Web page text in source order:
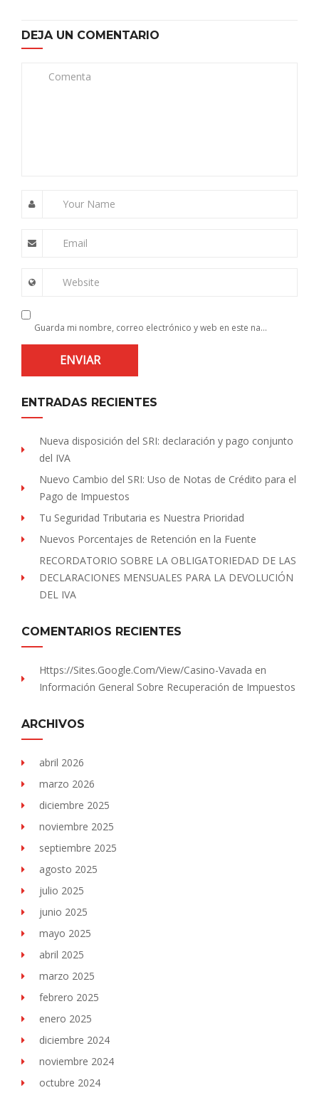
DEJA UN COMENTARIO
Comenta
Your Name
Email
Website
Guarda mi nombre, correo electrónico y web en este navegador para la próxima vez que comente.
ENTRADAS RECIENTES
Nueva disposición del SRI: declaración y pago conjunto
del IVA
Nuevo Cambio del SRI: Uso de Notas de Crédito para el
Pago de Impuestos
Tu Seguridad Tributaria es Nuestra Prioridad
Nuevos Porcentajes de Retención en la Fuente
RECORDATORIO SOBRE LA OBLIGATORIEDAD DE LAS
DECLARACIONES MENSUALES PARA LA DEVOLUCIÓN
DEL IVA
COMENTARIOS RECIENTES
Https://sites.Google.com/view/Casino-Vavada en
Información General Sobre Recuperación de Impuestos
ARCHIVOS
abril 2026
marzo 2026
diciembre 2025
noviembre 2025
septiembre 2025
agosto 2025
julio 2025
junio 2025
mayo 2025
abril 2025
marzo 2025
febrero 2025
enero 2025
diciembre 2024
noviembre 2024
octubre 2024